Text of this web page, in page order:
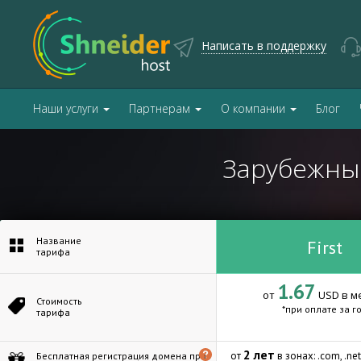
Написать в поддержку
Наши услуги Партнерам О компании Блог
Название
тарифа
First
Стоимость
тарифа
от 1.67 USD в
*при оплате за
Бесплатная регистрация домена при от 2 лет в зонах: .com,